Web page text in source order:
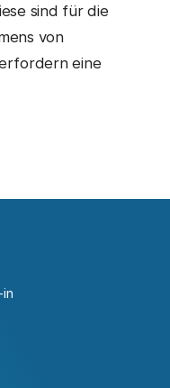
sind für die
von
eine